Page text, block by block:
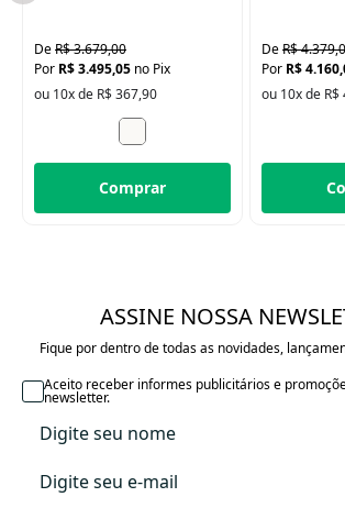
R$ 3.679,00
R$ 3.495,05 no Pix
ou 10x de R$ 367,90
Comprar
R$
R$
ou 10x de R$
ASSINE NOSSA
Fique por dentro de todas as novidades,
Aceito receber informes publicitários e
newsletter.